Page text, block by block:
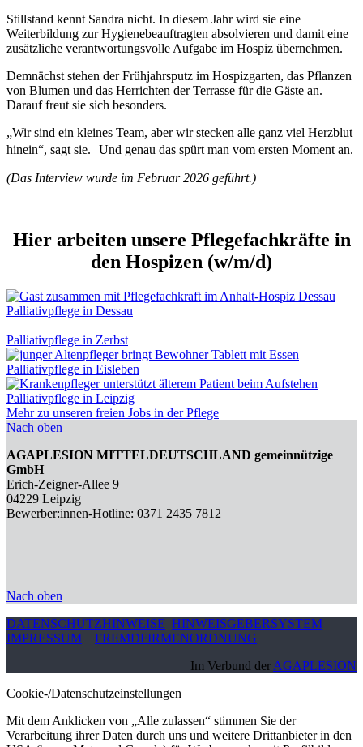
Stillstand kennt Sandra nicht. In diesem Jahr wird sie eine
Weiterbildung zur Hygienebeauftragten absolvieren und damit eine
zusätzliche verantwortungsvolle Aufgabe im Hospiz übernehmen.
Demnächst stehen der Frühjahrsputz im Hospizgarten, das Pflanzen
von Blumen und das Herrichten der Terrasse für die Gäste an.
Darauf freut sie sich besonders.
„Wir sind ein kleines Team, aber wir stecken alle ganz viel Herzblut
hinein“, sagt sie. Und genau das spürt man vom ersten Moment an.
(Das Interview wurde im Februar 2026 geführt.)
Hier arbeiten unsere Pflegefachkräfte in
den Hospizen (w/m/d)
Palliativpflege in Dessau
Palliativpflege in Zerbst
Palliativpflege in Eisleben
Palliativpflege in Leipzig
Mehr zu unseren freien Jobs in der Pflege
Nach oben
AGAPLESION MITTELDEUTSCHLAND gemeinnützige
GmbH
Erich-Zeigner-Allee 9
04229 Leipzig
Bewerber:innen-Hotline: 0371 2435 7812
Nach oben
DATENSCHUTZHINWEISE HINWEISGEBERSYSTEM
IMPRESSUM
FREMDFIRMENORDNUNG
Im Verbund der AGAPLESION
Cookie-/Datenschutzeinstellungen
Mit dem Anklicken von „Alle zulassen“ stimmen Sie der
Verarbeitung ihrer Daten durch uns und weitere Drittanbieter in den